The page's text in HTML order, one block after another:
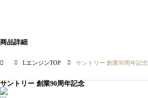
商品詳細
LエンジンTOP サントリー 創業90周年記念
サントリー 創業90周年記念